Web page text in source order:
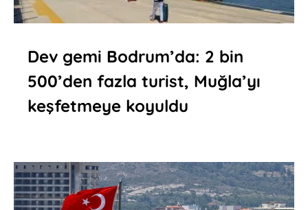
Dev gemi Bodrum’da: 2 bin
500’den fazla turist, Muğla’yı
keşfetmeye koyuldu